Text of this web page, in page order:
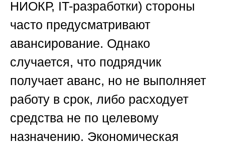
НИОКР, IT-разработки) стороны
часто предусматривают
авансирование. Однако
случается, что подрядчик
получает аванс, но не выполняет
работу в срок, либо расходует
средства не по целевому
назначению. Экономическая